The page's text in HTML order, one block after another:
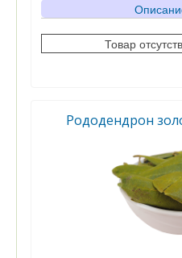
Вес
Кол-во
Товар
Рододендрон